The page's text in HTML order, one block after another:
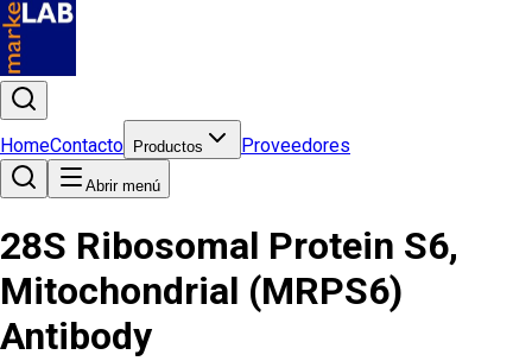
HomeContacto Productos Proveedores
Abrir menú
28S Ribosomal Protein S6,
Mitochondrial (MRPS6)
Antibody